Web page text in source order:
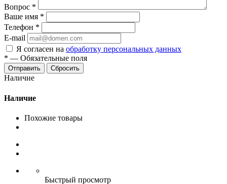
Вопрос *
Ваше имя *
Телефон *
E-mail
Я согласен на обработку персональных данных
* — Обязательные поля
Сбросить
Наличие
Наличие
Похожие товары
Быстрый просмотр